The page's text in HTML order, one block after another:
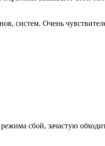
систем. Очень
сбой, зачастую